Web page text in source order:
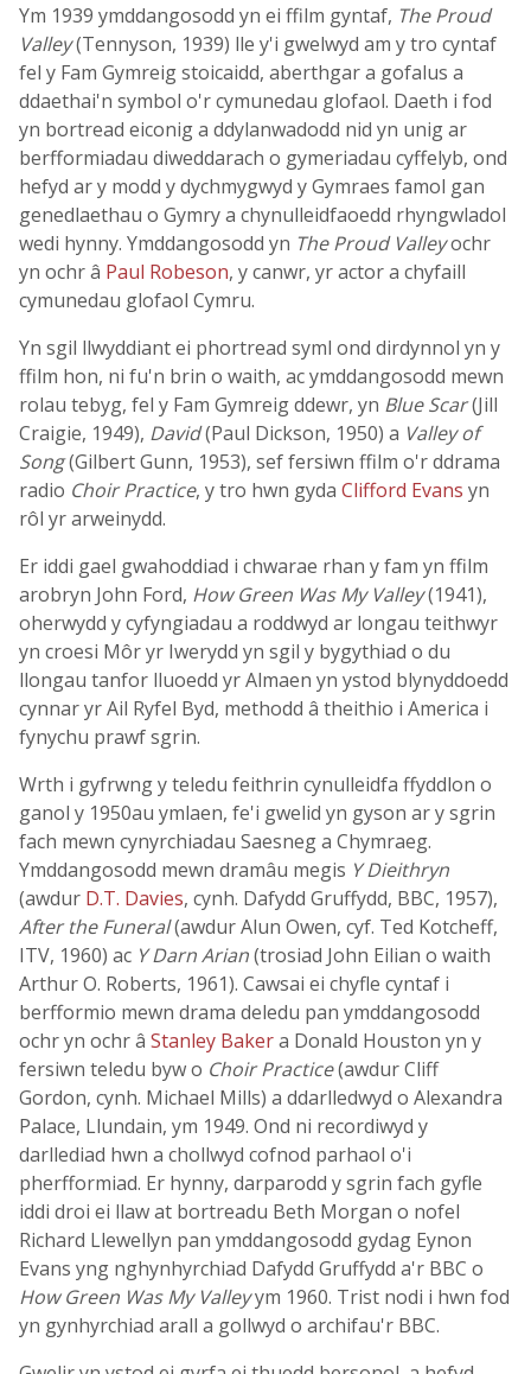
Ym 1939 ymddangosodd yn ei ffilm gyntaf, The Proud
Valley(Tennyson, 1939) lle y'i gwelwyd am y tro cyntaf
fel y Fam Gymreig stoicaidd, aberthgar a gofalus a
ddaethai'n symbol o'r cymunedau glofaol. Daeth i fod
yn bortread eiconig a ddylanwadodd nid yn unig ar
berfformiadau diweddarach o gymeriadau cyffelyb, ond
hefyd ar y modd y dychmygwyd y Gymraes famol gan
genedlaethau o Gymry a chynulleidfaoedd rhyngwladol
wedi hynny. Ymddangosodd yn The Proud Valleyochr
yn ochr â Paul Robeson, y canwr, yr actor a chyfaill
cymunedau glofaol Cymru.
Yn sgil llwyddiant ei phortread syml ond dirdynnol yn y
ffilm hon, ni fu'n brin o waith, ac ymddangosodd mewn
rolau tebyg, fel y Fam Gymreig ddewr, yn Blue Scar(Jill
Craigie, 1949), David(Paul Dickson, 1950) a Valley of
Song(Gilbert Gunn, 1953), sef fersiwn ffilm o'r ddrama
radio Choir Practice, y tro hwn gyda Clifford Evans yn
rôl yr arweinydd.
Er iddi gael gwahoddiad i chwarae rhan y fam yn ffilm
arobryn John Ford, How Green Was My Valley(1941),
oherwydd y cyfyngiadau a roddwyd ar longau teithwyr
yn croesi Môr yr Iwerydd yn sgil y bygythiad o du
llongau tanfor lluoedd yr Almaen yn ystod blynyddoedd
cynnar yr Ail Ryfel Byd, methodd â theithio i America i
fynychu prawf sgrin.
Wrth i gyfrwng y teledu feithrin cynulleidfa ffyddlon o
ganol y 1950au ymlaen, fe'i gwelid yn gyson ar y sgrin
fach mewn cynyrchiadau Saesneg a Chymraeg.
Ymddangosodd mewn dramâu megis Y Dieithryn
(awdur D.T. Davies, cynh. Dafydd Gruffydd, BBC, 1957),
After the Funeral(awdur Alun Owen, cyf. Ted Kotcheff,
ITV, 1960) ac Y Darn Arian(trosiad John Eilian o waith
Arthur O. Roberts, 1961). Cawsai ei chyfle cyntaf i
berfformio mewn drama deledu pan ymddangosodd
ochr yn ochr â Stanley Bakera Donald Houston yn y
fersiwn teledu byw o Choir Practice(awdur Cliff
Gordon, cynh. Michael Mills) a ddarlledwyd o Alexandra
Palace, Llundain, ym 1949. Ond ni recordiwyd y
darllediad hwn a chollwyd cofnod parhaol o'i
pherfformiad. Er hynny, darparodd y sgrin fach gyfle
iddi droi ei llaw at bortreadu Beth Morgan o nofel
Richard Llewellyn pan ymddangosodd gydag Eynon
Evans yng nghynhyrchiad Dafydd Gruffydd a'r BBC o
How Green Was My Valleyym 1960. Trist nodi i hwn fod
yn gynhyrchiad arall a gollwyd o archifau'r BBC.